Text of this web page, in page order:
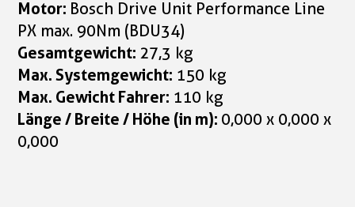
Motor: Bosch Drive Unit Performance Line
PX max. 90Nm (BDU34)
Gesamtgewicht: 27,3 kg
Max. Systemgewicht: 150 kg
Max. Gewicht Fahrer: 110 kg
Länge / Breite / Höhe (in m): 0,000 x 0,000 x
0,000